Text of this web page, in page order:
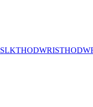
SLKTHODWRIS